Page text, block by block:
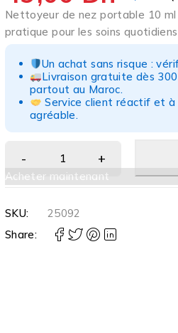
Nettoyeur de nez portable 10
pratique pour les soins
Un achat sans risque :
Livraison gratuite dès
partout au Maroc.
Service client réactif et à
agréable.
Acheter maintenant
SKU:
25092
Share: